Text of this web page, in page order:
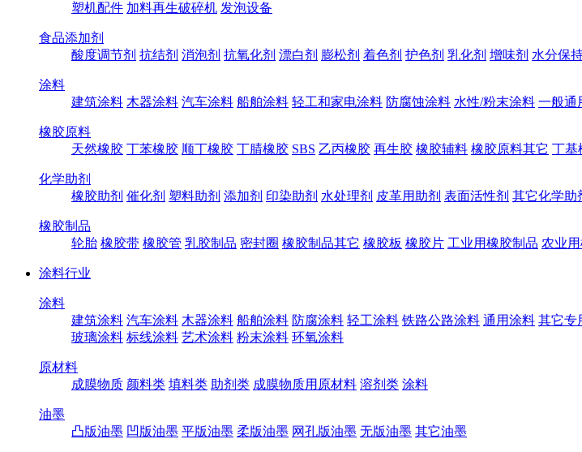
塑机配件 加料再生破碎机 发泡设备
食品添加剂
酸度调节剂 抗结剂 消泡剂 抗氧化剂 漂白剂 膨松剂 着色剂 护色剂 乳化剂 增味剂 水分保
涂料
建筑涂料 木器涂料 汽车涂料 船舶涂料 轻工和家电涂料 防腐蚀涂料 水性/粉末涂料 一般通
橡胶原料
天然橡胶 丁苯橡胶 顺丁橡胶 丁腈橡胶 SBS 乙丙橡胶 再生胶 橡胶辅料 橡胶原料其它 丁基
化学助剂
橡胶助剂 催化剂 塑料助剂 添加剂 印染助剂 水处理剂 皮革用助剂 表面活性剂 其它化学助
橡胶制品
轮胎 橡胶带 橡胶管 乳胶制品 密封圈 橡胶制品其它 橡胶板 橡胶片 工业用橡胶制品 农业
涂料行业
涂料
建筑涂料 汽车涂料 木器涂料 船舶涂料 防腐涂料 轻工涂料 铁路公路涂料 通用涂料 其它专
玻璃涂料 标线涂料 艺术涂料 粉末涂料 环氧涂料
原材料
成膜物质 颜料类 填料类 助剂类 成膜物质用原材料 溶剂类 涂料
油墨
凸版油墨 凹版油墨 平版油墨 柔版油墨 网孔版油墨 无版油墨 其它油墨